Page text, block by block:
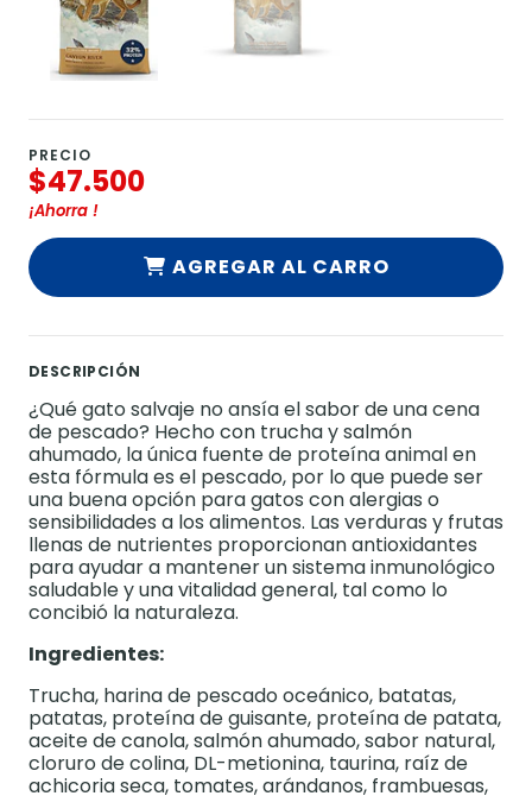
PRECIO
$47.500
¡Ahorra !
AGREGAR AL CARRO
DESCRIPCIÓN
¿Qué gato salvaje no ansía el sabor de una cena
de pescado? Hecho con trucha y salmón
ahumado, la única fuente de proteína animal en
esta fórmula es el pescado, por lo que puede ser
una buena opción para gatos con alergias o
sensibilidades a los alimentos. Las verduras y frutas
llenas de nutrientes proporcionan antioxidantes
para ayudar a mantener un sistema inmunológico
saludable y una vitalidad general, tal como lo
concibió la naturaleza.
Ingredientes:
Trucha, harina de pescado oceánico, batatas,
patatas, proteína de guisante, proteína de patata,
aceite de canola, salmón ahumado, sabor natural,
cloruro de colina, DL-metionina, taurina, raíz de
achicoria seca, tomates, arándanos, frambuesas,